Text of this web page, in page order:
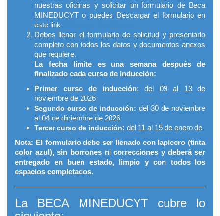
nuestras oficinas y solicitar un formulario de Beca
MINEDUCYT o puedes Descargar el formulario en
este link
Debes llenar el formulario de solicitud y presentarlo
completo con todos los datos y documentos anexos
que requiere.
La fecha límite es una semana después de
finalizado cada curso de inducción:
Primer curso de inducción: del 09 al 13 de
noviembre de 2026
Segundo curso de inducción: del 30 de noviembre
al 04 de diciembre de 2026
Tercer curso de inducción: del 11 al 15 de enero de
Nota: El formulario debe ser llenado con lapicero (tinta
color azul), sin borrones ni correcciones y deberá ser
entregado en buen estado, limpio y con todos los
espacios completados.
La BECA MINEDUCYT cubre lo